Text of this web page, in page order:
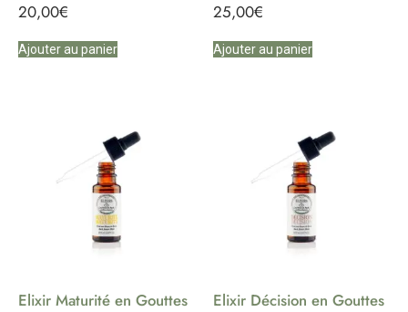
20,00€
Ajouter au panier
25,00€
Ajouter au panier
Elixir Maturité en Gouttes
Elixir Décision en Gouttes